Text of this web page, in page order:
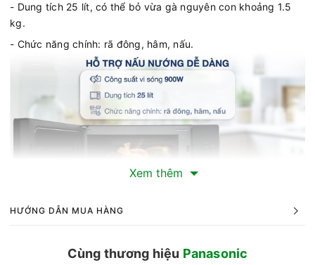
- Dung tích 25 lít, có thể bỏ vừa gà nguyên con khoảng 1.5
kg.
- Chức năng chính: rã đông, hâm, nấu.
- Sản phẩm bền bỉ, dễ dàng vệ sinh sau khi sử dụng nhờ
khoang lò được làm bằng thép tráng men.
Xem thêm
HƯỚNG DẪN MUA HÀNG
Cùng thương hiệu Panasonic